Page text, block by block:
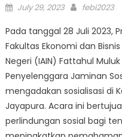
Posted
July 29, 2023 Author
febi2023
Pada tanggal 28 Juli 2023,
Fakultas Ekonomi dan
Negeri (IAIN) Fattahul
Penyelenggara Jaminan
mengadakan sosialisasi di
Jayapura. Acara ini
perlindungan sosial bagi